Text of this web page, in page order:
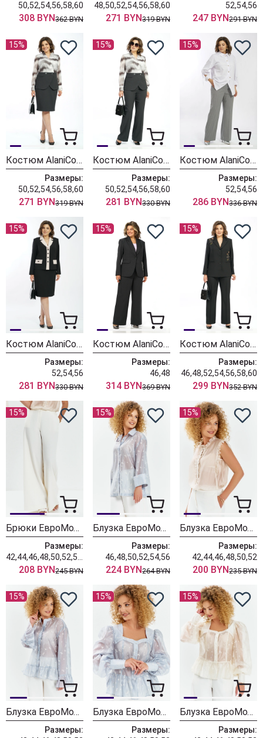
50,52,54,56,58,60
308 BYN362 BYN
48,50,52,54,56,58,60
271 BYN319 BYN
52,54,56
247 BYN291 BYN
15%
Костюм AlaniCollection 2606
Размеры:
50,52,54,56,58,60
271 BYN319 BYN
15%
Костюм AlaniCollection 2590
Размеры:
50,52,54,56,58,60
281 BYN330 BYN
15%
Костюм AlaniCollection 2586 белый + серый
Размеры:
52,54,56
286 BYN336 BYN
15%
Костюм AlaniCollection 2582 черный + молоко
Размеры:
52,54,56
281 BYN330 BYN
15%
Костюм AlaniCollection 2581
Размеры:
46,48
314 BYN369 BYN
15%
Костюм AlaniCollection 2580 черный
Размеры:
46,48,52,54,56,58,60
299 BYN352 BYN
15%
Брюки ЕвроМода 765 молочный
Размеры:
208 BYN245 BYN
15%
Блузка ЕвроМода 762 голубой
Размеры:
46,48,50,52,54,56
224 BYN264 BYN
15%
Блузка ЕвроМода 754 золотисто-бежевый
Размеры:
42,44,46,48,50,52
200 BYN235 BYN
15%
Блузка ЕвроМода 745 дымчато-голубой
Размеры:
15%
Блузка ЕвроМода 759 дымчато-голубой
Размеры:
15%
Блузка ЕвроМода 759 молочный
Размеры: